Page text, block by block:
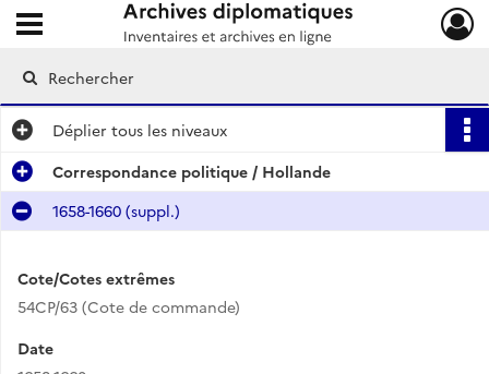
Archives diplomatiques
Ouvrir le menu déroulant
Déplier tous les niveaux
Correspondance politique / Hollande
1658-1660 (suppl.)
Cote/Cotes extrêmes
54CP/63 (Cote de commande)
Date